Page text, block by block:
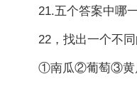
21.五个答案中哪
22，找出一个不
①南瓜②葡萄③黄